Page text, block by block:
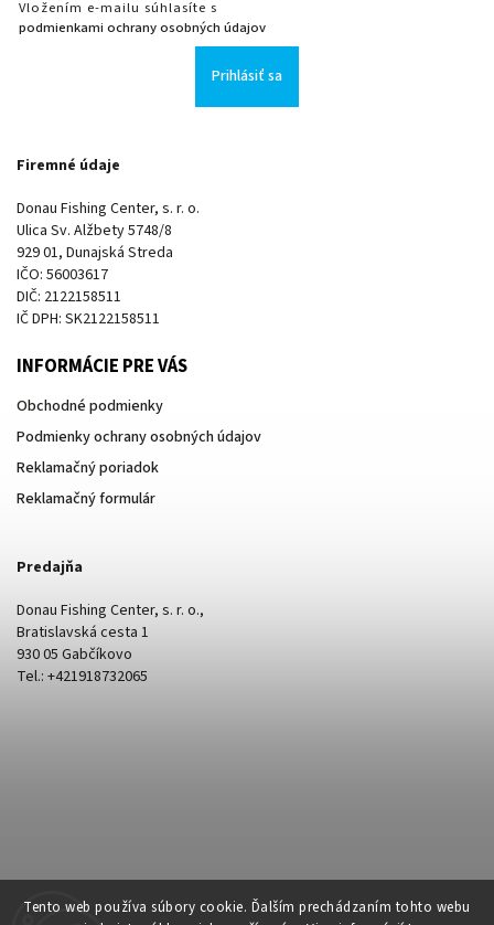
Tento web používa súbory cookie. Ďalším prechádzaním tohto webu
Vložením e-mailu súhlasíte s
podmienkami ochrany osobných údajov
Prihlásiť sa
Firemné údaje
Donau Fishing Center, s. r. o.
Ulica Sv. Alžbety 5748/8
929 01, Dunajská Streda
IČO: 56003617
DIČ: 2122158511
IČ DPH: SK2122158511
INFORMÁCIE PRE VÁS
Obchodné podmienky
Podmienky ochrany osobných údajov
Reklamačný poriadok
Reklamačný formulár
Predajňa
Donau Fishing Center, s. r. o.,
Bratislavská cesta 1
930 05 Gabčíkovo
Tel.: +421918732065